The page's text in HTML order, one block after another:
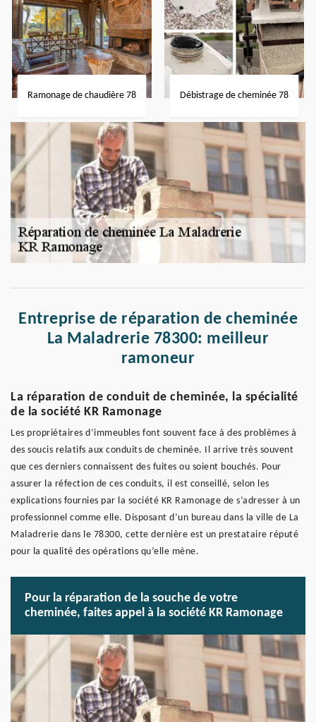
Ramonage de chaudière 78 Débistrage de cheminée 78
Entreprise de réparation de cheminée
La Maladrerie 78300: meilleur
ramoneur
La réparation de conduit de cheminée, la spécialité
de la société KR Ramonage
Les propriétaires d’immeubles font souvent face à des problèmes à
des soucis relatifs aux conduits de cheminée. Il arrive très souvent
que ces derniers connaissent des fuites ou soient bouchés. Pour
assurer la réfection de ces conduits, il est conseillé, selon les
explications fournies par la société KR Ramonage de s’adresser à un
professionnel comme elle. Disposant d’un bureau dans la ville de La
Maladrerie dans le 78300, cette dernière est un prestataire réputé
pour la qualité des opérations qu’elle mène.
Pour la réparation de la souche de votre
cheminée, faites appel à la société KR Ramonage